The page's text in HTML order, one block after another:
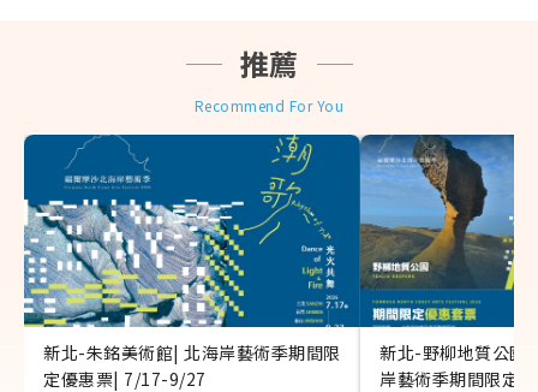
的公平使用原則（FUP）系指：為了維護網路連線品質
及公平使用原則，世界各國的電信公司有時會針對短時
間內，使用極大網路流量之用戶進行流量管制，可能導
致無法上網或上網速度變慢。 (實際降速與否請依各產
品敘述為主)
◎ 建議您可視自身狀況自行決定是否投保個人旅遊平安
險，為您的旅程多一份保障。
推薦
Recommend For You
新北-朱銘美術館| 北海岸藝術季期間限
定優惠票| 7/17-9/27
新北-野柳地質公園
岸藝術季期間限定